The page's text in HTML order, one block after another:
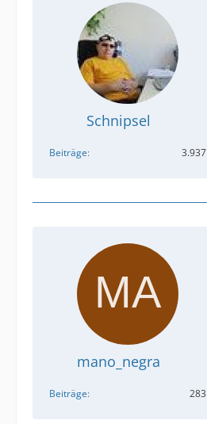
Schnipsel
Beiträge 3.937
mano_negra
Beiträge 283